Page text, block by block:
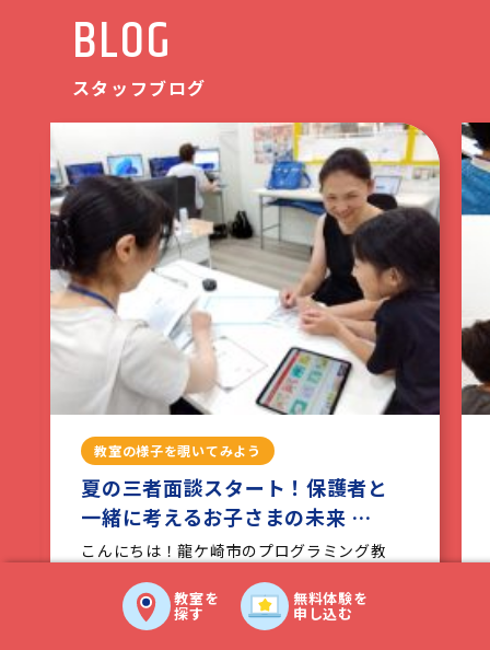
BLOG
スタッフブログ
教室の様子を覗いてみよう
夏の三者面談スタート！保護者と
一緒に考えるお子さまの未来 …
こんにちは！龍ケ崎市のプログラミング教
（…続きを読む）
2026.07.29 サプラ竜ヶ崎教室
無料体験を
申し込む
教室を
探す